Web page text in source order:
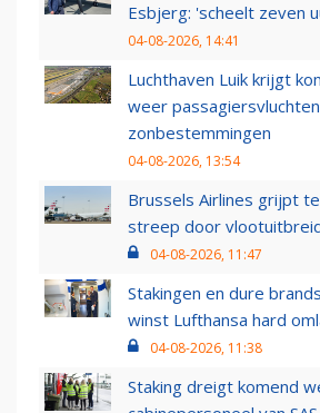
Esbjerg: 'scheelt zeven
04-08-2026, 14:41
Luchthaven Luik krijgt
weer
zonbestemmingen
04-08-2026, 13:54
Brussels Airlines grijpt
streep door
04-08-2026, 11:47
Stakingen en dure
winst Lufthansa hard
04-08-2026, 11:38
Staking dreigt komend